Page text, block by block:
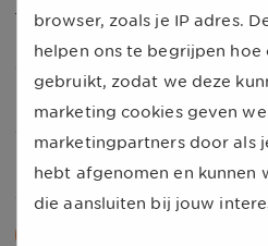
saunabezoek of een nieuwe
browser, zoals je IP adres.
helpen ons te begrijpen
gebruikt, zodat we deze
marketing cookies geven we
marketingpartners door als
hebt afgenomen en kunnen
die aansluiten bij jouw